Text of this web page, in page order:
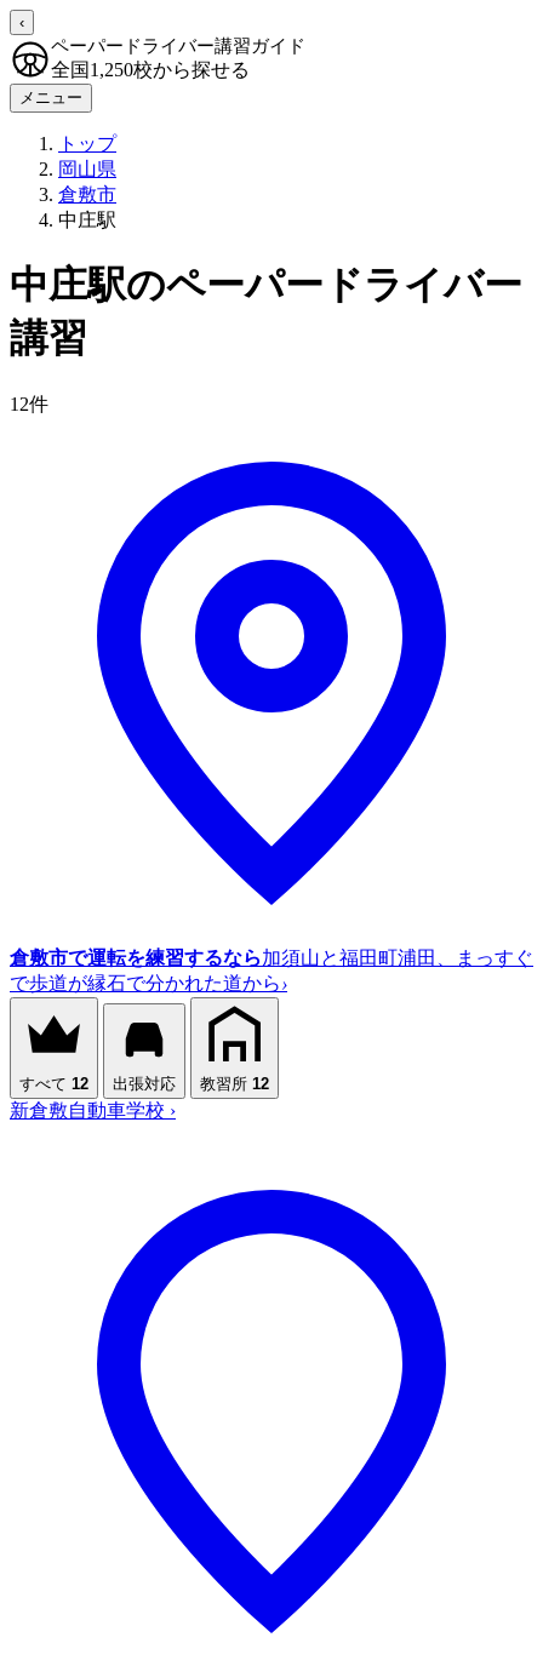
‹
ペーパードライバー講習ガイド
全国1,250校から探せる
メニュー
トップ
岡山県
倉敷市
中庄駅
中庄駅のペーパードライバー
講習
12件
倉敷市で運転を練習するなら加須山と福田町浦田、まっすぐ
で歩道が縁石で分かれた道から›
すべて 12 出張対応 教習所 12
新倉敷自動車学校 ›